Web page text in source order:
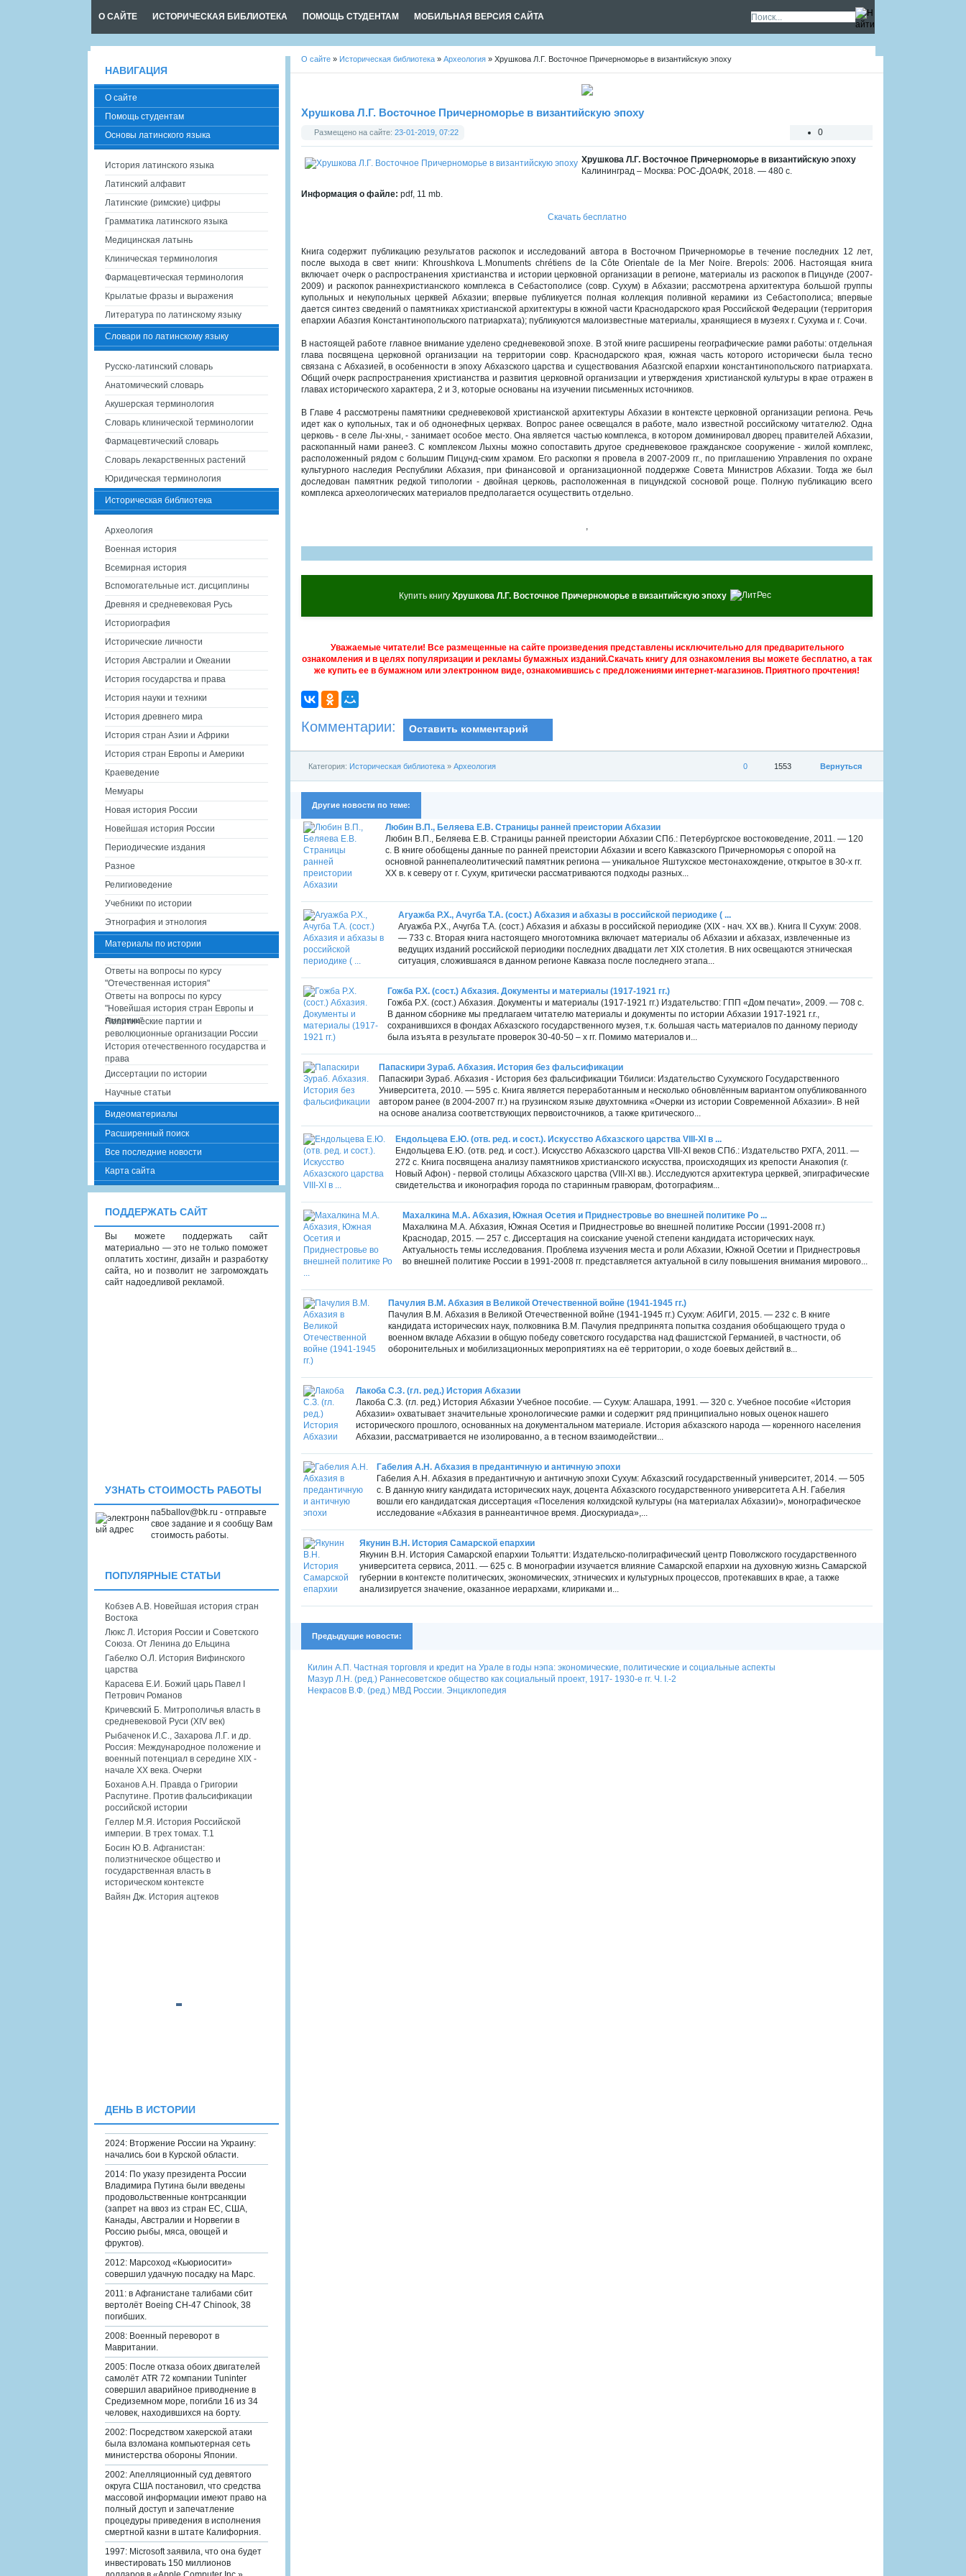
О САЙТЕ ИСТОРИЧЕСКАЯ БИБЛИОТЕКА ПОМОЩЬ СТУДЕНТАМ МОБИЛЬНАЯ ВЕРСИЯ САЙТА
О сайте » Историческая библиотека » Археология » Хрушкова Л.Г. Восточное Причерноморье в византийскую эпоху
Хрушкова Л.Г. Восточное Причерноморье в византийскую эпоху
Размещено на сайте: 23-01-2019, 07:22 0
Хрушкова Л.Г. Восточное Причерноморье в византийскую эпоху
Калининград – Москва: РОС-ДОАФК, 2018. — 480 с.
Информация о файле: pdf, 11 mb.
Скачать бесплатно
Книга содержит публикацию результатов раскопок и исследований автора в Восточном Причерноморье в течение последних 12 лет,
после выхода в свет книги: Khroushkova L.Monuments chrétiens de la Côte Orientale de la Mer Noire. Brepols: 2006. Настоящая книга
включает очерк о распространения христианства и истории церковной организации в регионе, материалы из раскопок в Пицунде (2007-
2009) и раскопок раннехристианского комплекса в Себастополисе (совр. Сухум) в Абхазии; рассмотрена архитектура большой группы
купольных и некупольных церквей Абхазии; впервые публикуется полная коллекция поливной керамики из Себастополиса; впервые
дается синтез сведений о памятниках христианской архитектуры в южной части Краснодарского края Российской Федерации (территория
епархии Абазгия Константинопольского патриархата); публикуются малоизвестные материалы, хранящиеся в музеях г. Сухума и г. Сочи.
В настоящей работе главное внимание уделено средневековой эпохе. В этой книге расширены географические рамки работы: отдельная
глава посвящена церковной организации на территории совр. Краснодарского края, южная часть которого исторически была тесно
связана с Абхазией, в особенности в эпоху Абхазского царства и существования Абазгской епархии константинопольского патриархата.
Общий очерк распространения христианства и развития церковной организации и утверждения христианской культуры в крае отражен в
главах исторического характера, 2 и 3, которые основаны на изучении письменных источников.
В Главе 4 рассмотрены памятники средневековой христианской архитектуры Абхазии в контексте церковной организации региона. Речь
идет как о купольных, так и об однонефных церквах. Вопрос ранее освещался в работе, мало известной российскому читателю2. Одна
церковь - в селе Лы-хны, - занимает особое место. Она является частью комплекса, в котором доминировал дворец правителей Абхазии,
раскопанный нами ранее3. С комплексом Лыхны можно сопоставить другое средневековое гражданское сооружение - жилой комплекс,
расположенный рядом с большим Пицунд-ским храмом. Его раскопки я провела в 2007-2009 гг., по приглашению Управления по охране
культурного наследия Республики Абхазия, при финансовой и организационной поддержке Совета Министров Абхазии. Тогда же был
доследован памятник редкой типологии - двойная церковь, расположенная в пицундской сосновой роще. Полную публикацию всего
комплекса археологических материалов предполагается осуществить отдельно.
,
Купить книгу Хрушкова Л.Г. Восточное Причерноморье в византийскую эпоху
Уважаемые читатели! Все размещенные на сайте произведения представлены исключительно для предварительного
ознакомления и в целях популяризации и рекламы бумажных изданий.Скачать книгу для ознакомления вы можете бесплатно, а так
же купить ее в бумажном или электронном виде, ознакомившись с предложениями интернет-магазинов. Приятного прочтения!
Комментарии: Оставить комментарий
Вернуться
1553
0
Категория: Историческая библиотека » Археология
Другие новости по теме:
Любин В.П., Беляева Е.В. Страницы ранней преистории Абхазии
Любин В.П., Беляева Е.В. Страницы ранней преистории Абхазии СПб.: Петербургское востоковедение, 2011. — 120
с. В книге обобщены данные по ранней преистории Абхазии и всего Кавказского Причерноморья с опорой на
основной раннепалеолитический памятник региона — уникальное Яштухское местонахождение, открытое в 30-х гг.
ХХ в. к северу от г. Сухум, критически рассматриваются подходы разных...
Агуажба Р.Х., Ачугба Т.А. (сост.) Абхазия и абхазы в российской периодике ( ...
Агуажба Р.Х., Ачугба Т.А. (сост.) Абхазия и абхазы в российской периодике (XIX - нач. XX вв.). Книга II Сухум: 2008.
— 733 с. Вторая книга настоящего многотомника включает материалы об Абхазии и абхазах, извлеченные из
ведущих изданий российской периодики последних двадцати лет XIX столетия. В них освещаются этническая
ситуация, сложившаяся в данном регионе Кавказа после последнего этапа...
Гожба Р.Х. (сост.) Абхазия. Документы и материалы (1917-1921 гг.)
Гожба Р.Х. (сост.) Абхазия. Документы и материалы (1917-1921 гг.) Издательство: ГПП «Дом печати», 2009. — 708 с.
В данном сборнике мы предлагаем читателю материалы и документы по истории Абхазии 1917-1921 г.г.,
сохранившихся в фондах Абхазского государственного музея, т.к. большая часть материалов по данному периоду
была изъята в результате проверок 30-40-50 – х гг. Помимо материалов и...
Папаскири Зураб. Абхазия. История без фальсификации
Папаскири Зураб. Абхазия - История без фальсификации Тбилиси: Издательство Сухумского Государственного
Университета, 2010. — 595 с. Книга является переработанным и несколько обновлённым вариантом опубликованного
автором ранее (в 2004-2007 гг.) на грузинском языке двухтомника «Очерки из истории Современной Абхазии». В ней
на основе анализа соответствующих первоисточников, а также критического...
Ендольцева Е.Ю. (отв. ред. и сост.). Искусство Абхазского царства VIII-XI в ...
Ендольцева Е.Ю. (отв. ред. и сост.). Искусство Абхазского царства VIII-XI веков СПб.: Издательство РХГА, 2011. —
272 с. Книга посвящена анализу памятников христианского искусства, происходящих из крепости Анакопия (г.
Новый Афон) - первой столицы Абхазского царства (VIII-XI вв.). Исследуются архитектура церквей, эпиграфические
свидетельства и иконография города по старинным гравюрам, фотографиям...
Махалкина М.А. Абхазия, Южная Осетия и Приднестровье во внешней политике Ро ...
Махалкина М.А. Абхазия, Южная Осетия и Приднестровье во внешней политике России (1991-2008 гг.)
Краснодар, 2015. — 257 с. Диссертация на соискание ученой степени кандидата исторических наук.
Актуальность темы исследования. Проблема изучения места и роли Абхазии, Южной Осетии и Приднестровья
во внешней политике России в 1991-2008 гг. представляется актуальной в силу повышения внимания мирового...
Пачулия В.М. Абхазия в Великой Отечественной войне (1941-1945 гг.)
Пачулия В.М. Абхазия в Великой Отечественной войне (1941-1945 гг.) Сухум: АбИГИ, 2015. — 232 с. В книге
кандидата исторических наук, полковника В.М. Пачулия предпринята попытка создания обобщающего труда о
военном вкладе Абхазии в общую победу советского государства над фашистской Германией, в частности, об
оборонительных и мобилизационных мероприятиях на её территории, о ходе боевых действий в...
Лакоба С.З. (гл. ред.) История Абхазии
Лакоба С.З. (гл. ред.) История Абхазии Учебное пособие. — Сухум: Алашара, 1991. — 320 с. Учебное пособие «История
Абхазии» охватывает значительные хронологические рамки и содержит ряд принципиально новых оценок нашего
исторического прошлого, основанных на документальном материале. История абхазского народа — коренного населения
Абхазии, рассматривается не изолированно, а в тесном взаимодействии...
Габелия А.Н. Абхазия в предантичную и античную эпохи
Габелия А.Н. Абхазия в предантичную и античную эпохи Сухум: Абхазский государственный университет, 2014. — 505
с. В данную книгу кандидата исторических наук, доцента Абхазского государственного университета А.Н. Габелия
вошли его кандидатская диссертация «Поселения колхидской культуры (на материалах Абхазии)», монографическое
исследование «Абхазия в раннеантичное время. Диоскуриада»,...
Якунин В.Н. История Самарской епархии
Якунин В.Н. История Самарской епархии Тольятти: Издательско-полиграфический центр Поволжского государственного
университета сервиса, 2011. — 625 с. В монографии изучается влияние Самарской епархии на духовную жизнь Самарской
губернии в контексте политических, экономических, этнических и культурных процессов, протекавших в крае, а также
анализируется значение, оказанное иерархами, клириками и...
Предыдущие новости:
Килин А.П. Частная торговля и кредит на Урале в годы нэпа: экономические, политические и социальные аспекты
Мазур Л.Н. (ред.) Раннесоветское общество как социальный проект, 1917- 1930-е гг. Ч. I.-2
Некрасов В.Ф. (ред.) МВД России. Энциклопедия
НАВИГАЦИЯ
О сайте
Помощь студентам
Основы латинского языка
История латинского языка
Латинский алфавит
Латинские (римские) цифры
Грамматика латинского языка
Медицинская латынь
Клиническая терминология
Фармацевтическая терминология
Крылатые фразы и выражения
Литература по латинскому языку
Словари по латинскому языку
Русско-латинский словарь
Анатомический словарь
Акушерская терминология
Словарь клинической терминологии
Фармацевтический словарь
Словарь лекарственных растений
Юридическая терминология
Историческая библиотека
Археология
Военная история
Всемирная история
Вспомогательные ист. дисциплины
Древняя и средневековая Русь
Историография
Исторические личности
История Австралии и Океании
История государства и права
История науки и техники
История древнего мира
История стран Азии и Африки
История стран Европы и Америки
Краеведение
Мемуары
Новая история России
Новейшая история России
Периодические издания
Разное
Религиоведение
Учебники по истории
Этнография и этнология
Материалы по истории
Ответы на вопросы по курсу
"Отечественная история"
Ответы на вопросы по курсу
"Новейшая история стран Европы и
Америки"
Политические партии и
революционные организации России
История отечественного государства и
права
Диссертации по истории
Научные статьи
Видеоматериалы
Расширенный поиск
Все последние новости
Карта сайта
ПОДДЕРЖАТЬ САЙТ
Вы можете поддержать сайт
материально — это не только поможет
оплатить хостинг, дизайн и разработку
сайта, но и позволит не загромождать
сайт надоедливой рекламой.
УЗНАТЬ СТОИМОСТЬ РАБОТЫ
na5ballov@bk.ru - отправьте
свое задание и я сообщу Вам
стоимость работы.
ПОПУЛЯРНЫЕ СТАТЬИ
Кобзев А.В. Новейшая история стран
Востока
Люкс Л. История России и Советского
Союза. От Ленина до Ельцина
Габелко О.Л. История Вифинского
царства
Карасева Е.И. Божий царь Павел I
Петрович Романов
Кричевский Б. Митрополичья власть в
средневековой Руси (XIV век)
Рыбаченок И.С., Захарова Л.Г. и др.
Россия: Международное положение и
военный потенциал в середине XIX -
начале XX века. Очерки
Боханов А.Н. Правда о Григории
Распутине. Против фальсификации
российской истории
Геллер М.Я. История Российской
империи. В трех томах. Т.1
Босин Ю.В. Афганистан:
полиэтническое общество и
государственная власть в
историческом контексте
Вайян Дж. История ацтеков
ДЕНЬ В ИСТОРИИ
2024: Вторжение России на Украину:
начались бои в Курской области.
2014: По указу президента России
Владимира Путина были введены
продовольственные контрсанкции
(запрет на ввоз из стран ЕС, США,
Канады, Австралии и Норвегии в
Россию рыбы, мяса, овощей и
фруктов).
2012: Марсоход «Кьюриосити»
совершил удачную посадку на Марс.
2011: в Афганистане талибами сбит
вертолёт Boeing CH-47 Chinook, 38
погибших.
2008: Военный переворот в
Мавритании.
2005: После отказа обоих двигателей
самолёт ATR 72 компании Tuninter
совершил аварийное приводнение в
Средиземном море, погибли 16 из 34
человек, находившихся на борту.
2002: Посредством хакерской атаки
была взломана компьютерная сеть
министерства обороны Японии.
2002: Апелляционный суд девятого
округа США постановил, что средства
массовой информации имеют право на
полный доступ и запечатление
процедуры приведения в исполнения
смертной казни в штате Калифорния.
1997: Microsoft заявила, что она будет
инвестировать 150 миллионов